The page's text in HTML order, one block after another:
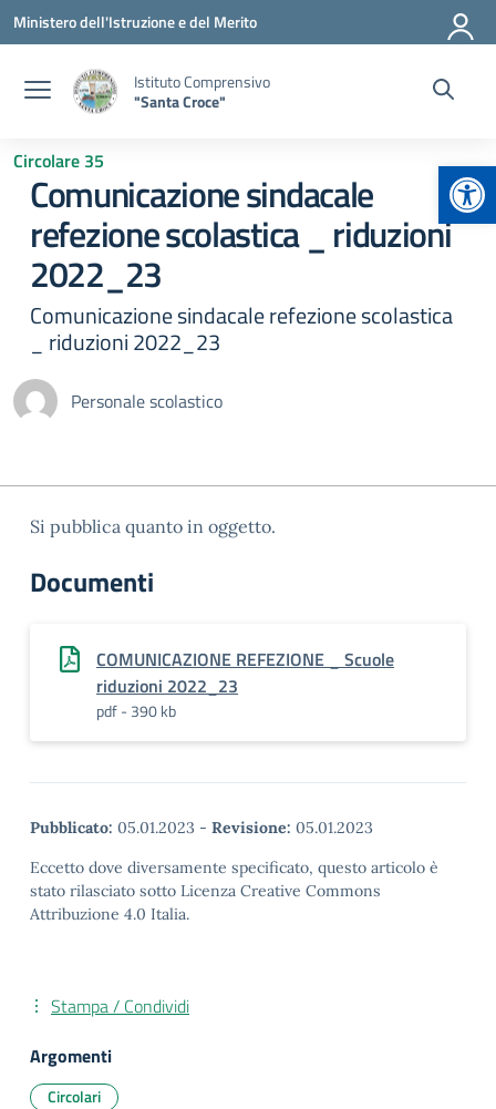
Vai ai contenuti
Vai al menu di navigazione
Vai al footer
Ministero dell'Istruzione e del Merito
Istituto Comprensivo
"Santa Croce"
Circolare 35
Comunicazione sindacale
refezione scolastica _ riduzioni
2022_23
Comunicazione sindacale refezione scolastica
_ riduzioni 2022_23
Personale scolastico
Si pubblica quanto in oggetto.
Documenti
COMUNICAZIONE REFEZIONE _ Scuole
riduzioni 2022_23
pdf - 390 kb
Pubblicato: 05.01.2023 - Revisione: 05.01.2023
Eccetto dove diversamente specificato, questo articolo è
stato rilasciato sotto Licenza Creative Commons
Attribuzione 4.0 Italia.
Stampa / Condividi
Argomenti
Circolari